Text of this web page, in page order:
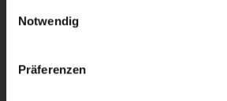
Notwendig
Präferenzen
und Person
p.P. ab 775 €
Performance & Soul –